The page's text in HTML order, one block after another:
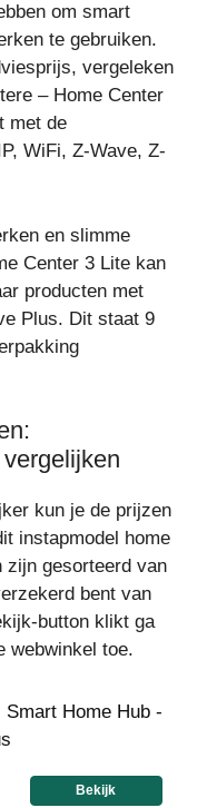
om smart
te gebruiken.
vergeleken
– Home Center
met de
WiFi, Z-Wave, Z-
en slimme
Center 3 Lite kan
producten met
Plus. Dit staat 9
kun je de prijzen
instapmodel home
zijn gesorteerd van
bent van
button klikt ga
webwinkel toe.
Home Hub -
Bekijk